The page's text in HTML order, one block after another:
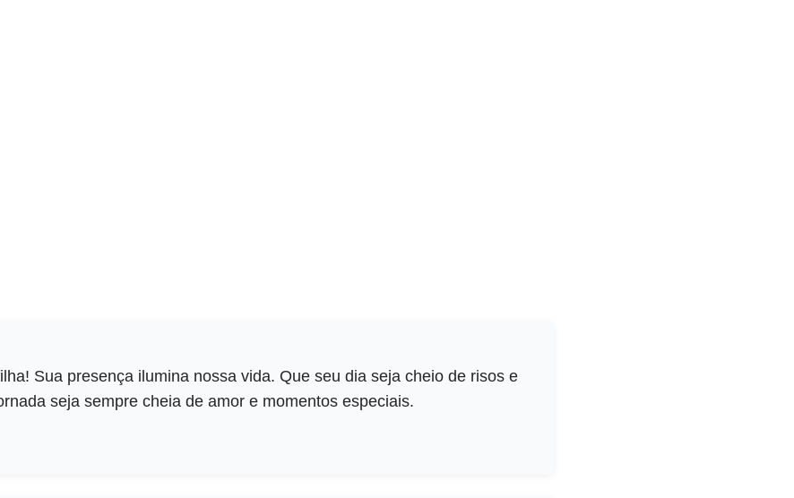
Sua presença ilumina nossa vida. Que seu dia seja cheio de risos e
seja sempre cheia de amor e momentos especiais.